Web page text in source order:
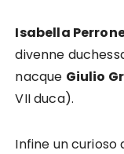
Isabella
divenne
nacque Giulio
VII duca).
Infine un